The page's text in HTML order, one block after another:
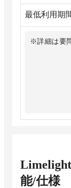
最低利用期
※詳細は要
能/仕様